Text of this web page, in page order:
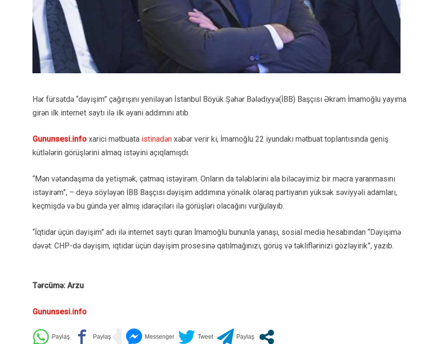
Hər fürsətdə “dəyişim” çağırışını yeniləyən İstanbul Böyük Şəhər Bələdiyyə(İBB) Başçısı Əkrəm İmamoğlu yayıma
girən ilk internet saytı ilə ilk əyani addımını atıb.
Gununsesi.info xarici mətbuata istinadən xəbər verir ki, İmamoğlu 22 iyundakı mətbuat toplantısında geniş
kütlələrin görüşlərini almaq istəyini açıqlamışdı.
“Mən vətəndaşıma da yetişmək, çatmaq istəyirəm. Onların da tələblərini ala biləcəyimiz bir məcra yaranmasını
istəyirəm”, – deyə söyləyən İBB Başçısı dəyişim addımına yönəlik olaraq partiyanın yüksək səviyyəli adamları,
keçmişdə və bu gündə yer almış idarəçiləri ilə görüşləri olacağını vurğulayıb.
“İqtidar üçün dəyişim” adı ilə internet saytı quran İmamoğlu bununla yanaşı, sosial media hesabından “Dəyişimə
dəvət: CHP-də dəyişim, iqtidar üçün dəyişim prosesinə qatılmağınızı, görüş və təkliflərinizi gözləyirik”, yazıb.
Tərcümə: Arzu
Gununsesi.info